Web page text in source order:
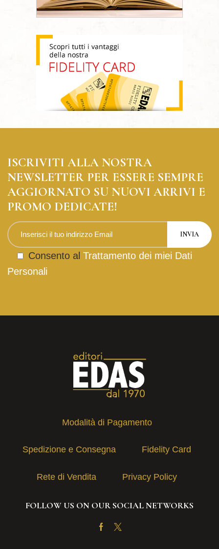
ISCRIVITI ALLA NOSTRA
NEWSLETTER PER ESSERE SEMPRE
AGGIORNATO SU NUOVI ARRIVI E
PROMO DEDICATE!
Consento al Trattamento dei miei Dati
Personali
Modalità di Pagamento
Spedizione e Consegna Fidelity Card
Rete di Vendita Privacy Policy
FOLLOW US ON OUR SOCIAL NETWORKS
Facebook
Twitter